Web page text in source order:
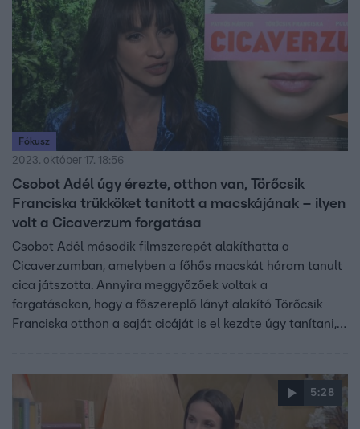
Fókusz
2023. október 17. 18:56
Csobot Adél úgy érezte, otthon van, Törőcsik
Franciska trükköket tanított a macskájának – ilyen
volt a Cicaverzum forgatása
Csobot Adél második filmszerepét alakíthatta a
Cicaverzumban, amelyben a főhős macskát három tanult
cica játszotta. Annyira meggyőzőek voltak a
forgatásokon, hogy a főszereplő lányt alakító Törőcsik
Franciska otthon a saját cicáját is el kezdte úgy tanítani,
5:28